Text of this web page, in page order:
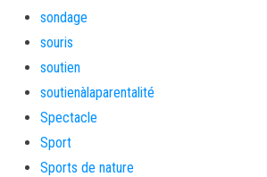
sondage
souris
soutien
soutienàlaparentalité
Spectacle
Sport
Sports de nature